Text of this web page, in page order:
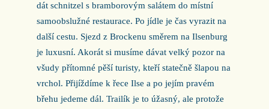
dát schnitzel s bramborovým salátem do místní
samoobslužné restaurace. Po jídle je čas vyrazit na
další cestu. Sjezd z Brockenu směrem na Ilsenburg
je luxusní. Akorát si musíme dávat velký pozor na
všudy přítomné pěší turisty, kteří statečně šlapou na
vrchol. Přijíždíme k řece Ilse a po jejím pravém
břehu jedeme dál. Trailík je to úžasný, ale protože